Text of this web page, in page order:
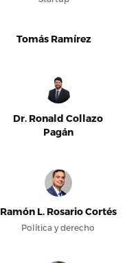
Tomás Ramírez
Dr. Ronald Collazo
Pagán
Ramón L. Rosario Cortés
Política y derecho